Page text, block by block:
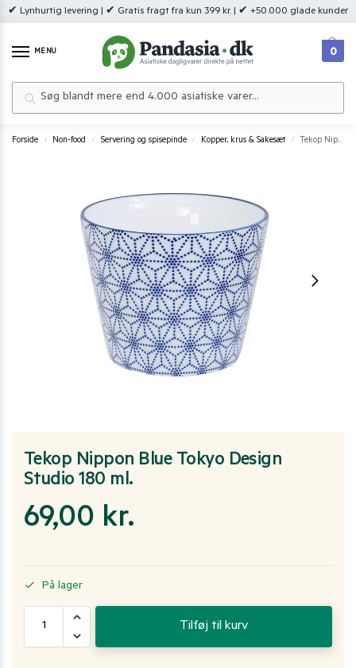
✔ Lynhurtig levering | ✔ Gratis fragt fra kun 399 kr. | ✔ +50.000 glade kunder
MENU 0
Forside / Non-food / Servering og spisepinde / Kopper, krus & Sakesæt / Tekop Nippon Blue Tokyo Design Studio 180 ml.
Tekop Nippon Blue Tokyo Design
Studio 180 ml.
69,00 kr.
På lager
Tilføj til kurv